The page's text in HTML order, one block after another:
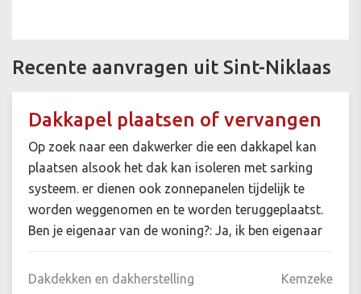
Recente aanvragen uit Sint-Niklaas
Dakkapel plaatsen of vervangen
Op zoek naar een dakwerker die een dakkapel kan
plaatsen alsook het dak kan isoleren met sarking
systeem. er dienen ook zonnepanelen tijdelijk te
worden weggenomen en te worden teruggeplaatst.
Ben je eigenaar van de woning?: Ja, ik ben eigenaar
Dakdekken en dakherstelling Kemzeke